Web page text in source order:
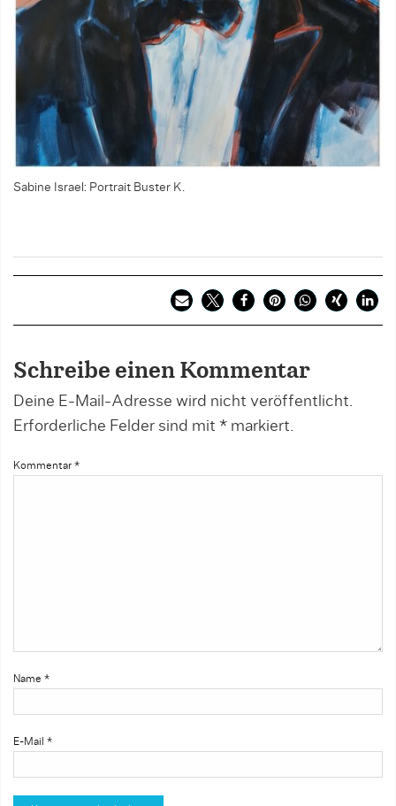
Sabine Israel: Portrait Buster K.
Schreibe einen Kommentar
Deine E-Mail-Adresse wird nicht veröffentlicht.
Erforderliche Felder sind mit * markiert.
Kommentar *
Name *
E-Mail *